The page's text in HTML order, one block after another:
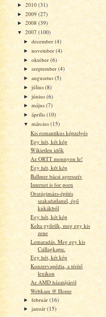
► 2010 (31)
► 2009 (27)
► 2008 (39)
▼ 2007 (100)
►december(4)
►november(4)
►október(6)
►szeptember(4)
►augusztus(5)
►július(8)
►június(6)
►május(7)
►április(10)
▼március(15)
Kis romantikus képzelgés
Egy hét, két kép
Wikietlen idők
Az ORTT monnyon le!
Egy hét, két kép
Ballmer bácsi agresszív
Internet is for porn
Országimázs-építés
szakadatlanul, égő
kukákból
Egy hét, két kép
Kelta gyűrűk, meg egy kis
zene
Lemaradás. Meg egy kis
Csillagkapu.
Egy hét, két kép
Konzervapédia, a térítő
lexikon
Az AMD házatájáról
Webkam @ Home
►február(16)
►január(15)